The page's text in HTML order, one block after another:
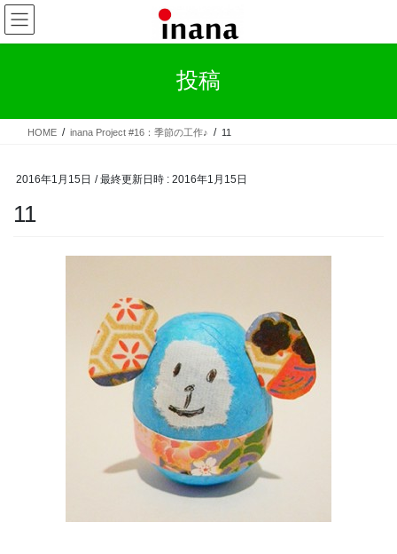
コ
ン
テ
ス
ナ
ビ
ゲ
ン
投稿
HOME inana Project #16：季節の工作♪ 11
2016年1月15日 / 最終更新日時 : 2016年1月15日
11